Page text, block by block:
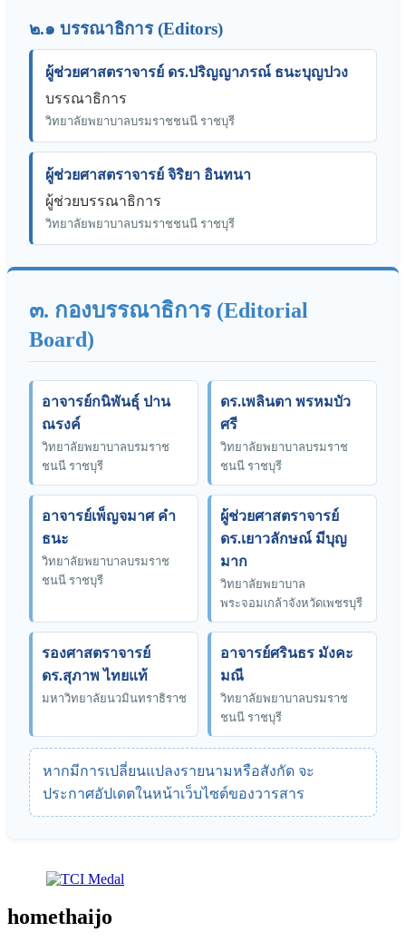
๒.๑ บรรณาธิการ (Editors)
ผู้ช่วยศาสตราจารย์ ดร.ปริญญาภรณ์ ธนะบุญปวง
บรรณาธิการ
วิทยาลัยพยาบาลบรมราชชนนี ราชบุรี
ผู้ช่วยศาสตราจารย์ จิริยา อินทนา
ผู้ช่วยบรรณาธิการ
วิทยาลัยพยาบาลบรมราชชนนี ราชบุรี
๓. กองบรรณาธิการ (Editorial
Board)
อาจารย์กนิพันธุ์ ปาน
ณรงค์
วิทยาลัยพยาบาลบรมราช
ชนนี ราชบุรี
ดร.เพลินตา พรหมบัว
ศรี
วิทยาลัยพยาบาลบรมราช
ชนนี ราชบุรี
อาจารย์เพ็ญจมาศ คำ
ธนะ
วิทยาลัยพยาบาลบรมราช
ชนนี ราชบุรี
ผู้ช่วยศาสตราจารย์
ดร.เยาวลักษณ์ มีบุญ
มาก
วิทยาลัยพยาบาล
พระจอมเกล้าจังหวัดเพชรบุรี
รองศาสตราจารย์
ดร.สุภาพ ไทยแท้
มหาวิทยาลัยนวมินทราธิราช
อาจารย์ศรินธร มังคะ
มณี
วิทยาลัยพยาบาลบรมราช
ชนนี ราชบุรี
หากมีการเปลี่ยนแปลงรายนามหรือสังกัด จะ
ประกาศอัปเดตในหน้าเว็บไซต์ของวารสาร
homethaijo